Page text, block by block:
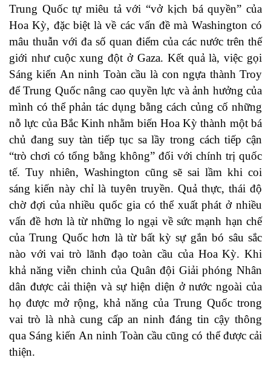
Trung Quốc tự miêu tả với “vở kịch bá quyền” của
Hoa Kỳ, đặc biệt là về các vấn đề mà Washington có
mâu thuẫn với đa số quan điểm của các nước trên thế
giới như cuộcxung đột ở Gaza. Kết quả là, việc gọi
Sáng kiến An ninh Toàn cầu là con ngựa thành Troy
để Trung Quốc nâng cao quyền lực và ảnh hưởng của
mình có thể phản tác dụng bằng cách củng cố những
nỗ lực của Bắc Kinh nhằm biến Hoa Kỳ thành một bá
chủ đang suy tàn tiếp tục sa lầy trong cách tiếp cận
“trò chơi có tổng bằng không” đối với chính trị quốc
tế. Tuy nhiên, Washington cũng sẽ sai lầm khi coi
sáng kiến này chỉ là tuyên truyền. Quả thực, thái độ
chờ đợi của nhiều quốc gia có thể xuất phát ở nhiều
vấn đề hơn là từ những lo ngại về sức mạnh hạn chế
của Trung Quốc hơn là từ bất kỳ sự gắn bó sâu sắc
nào với vai trò lãnh đạo toàn cầu của Hoa Kỳ. Khi
khả năng viễn chinh của Quân đội Giải phóng Nhân
dân được cải thiện và sự hiện diện ở nước ngoài của
họ được mở rộng, khả năng của Trung Quốc trong
vai trò là nhà cung cấp an ninh đáng tin cậy thông
qua Sáng kiến An ninh Toàn cầu cũng có thể được cải
thiện.